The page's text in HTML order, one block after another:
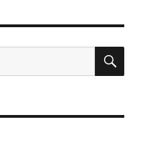
搜